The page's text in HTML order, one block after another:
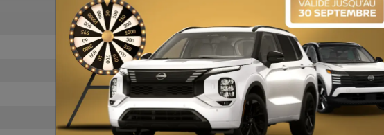
ODOMÈTRE: 171 787 km
MOTRICITÉ : Traction intégrale
MOTEUR (L) : 2.0
COULEUR EXTÉRIEUR : Blanc (1X)
COULEUR INTÉRIEUR: Noir